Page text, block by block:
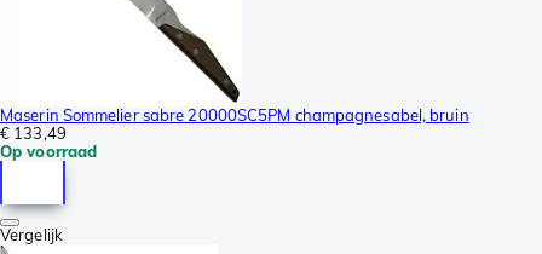
Maserin Sommelier sabre 20000SC5PM champagnesabel, bruin
€ 133,49
Op voorraad
Vergelijk